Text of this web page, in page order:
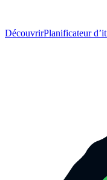
DécouvrirPlanificateur